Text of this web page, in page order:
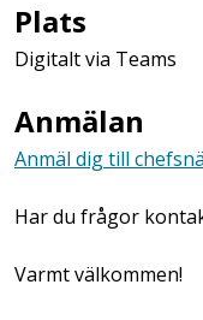
Plats
Digitalt via Teams
Anmälan
Anmäl dig till
Har du frågor
Varmt välkommen!